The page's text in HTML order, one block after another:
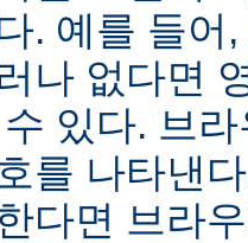
. 예를 들어
나 없다면
있다. 브
를 나타낸
다면 브라